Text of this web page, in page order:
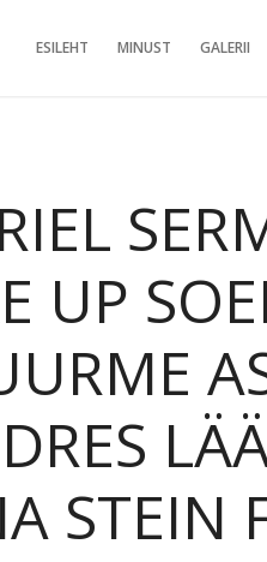
ESILEHT MINUST GALERII
UP
STEIN